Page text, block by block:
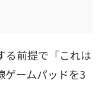
る前提で「これは
ゲームパッドを3